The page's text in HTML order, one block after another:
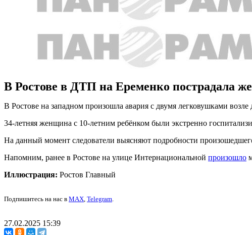
В Ростове в ДТП на Еременко пострадала
В Ростове на западном произошла авария с двумя легковушками
34-летняя женщина с 10-летним ребёнком были экстренно
На данный момент следователи выясняют подробности
Напомним, ранее в Ростове на улице Интернациональной произошло
Иллюстрация: Ростов Главный
Подпишитесь на нас в MAX, Telegram.
27.02.2025 15:39